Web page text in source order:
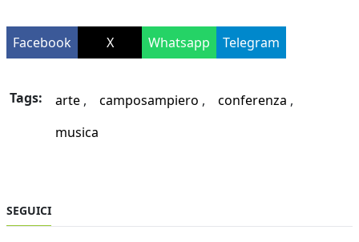
Facebook X Whatsapp Telegram
Tags: arte camposampiero
conferenza
musica
SEGUICI